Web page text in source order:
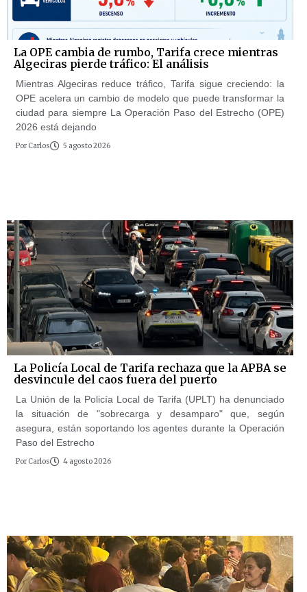
La OPE cambia de rumbo, Tarifa crece mientras
Algeciras pierde tráfico: El análisis
Mientras Algeciras reduce tráfico, Tarifa sigue creciendo: la
OPE acelera un cambio de modelo que puede transformar la
ciudad para siempre La Operación Paso del Estrecho (OPE)
2026 está dejando
Por Carlos 5 agosto 2026
La Policía Local de Tarifa rechaza que la APBA se
desvincule del caos fuera del puerto
La Unión de la Policía Local de Tarifa (UPLT) ha denunciado
la situación de "sobrecarga y desamparo" que, según
asegura, están soportando los agentes durante la Operación
Paso del Estrecho
Por Carlos 4 agosto 2026